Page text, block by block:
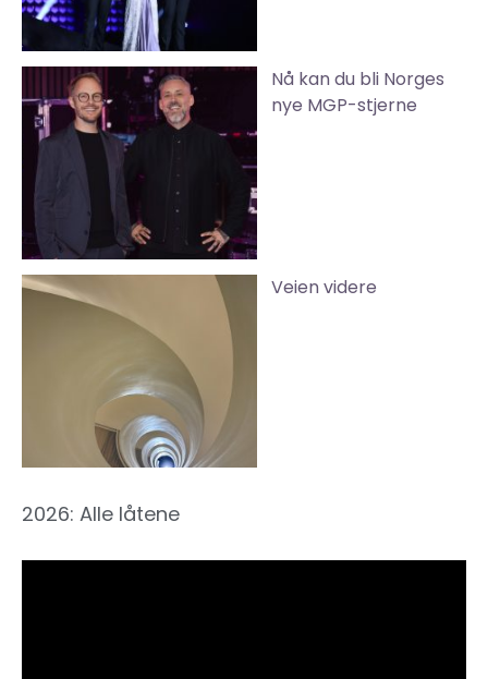
Nå kan du bli Norges
nye MGP-stjerne
Veien videre
2026: Alle låtene